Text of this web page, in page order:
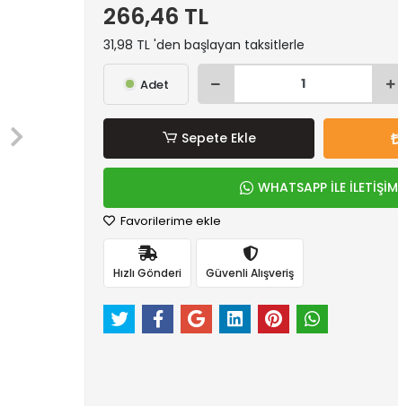
266,46 TL
31,98 TL 'den başlayan taksitlerle
Adet
Sepete Ekle
WHATSAPP İLE İLETİŞİM
Favorilerime ekle
Hızlı Gönderi Güvenli Alışveriş